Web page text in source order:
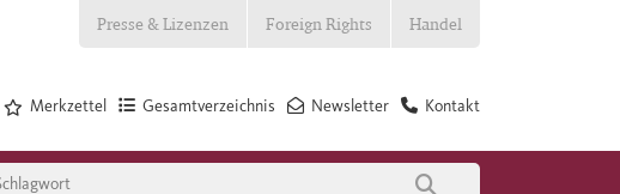
Presse & Lizenzen Foreign Rights Handel
Kontakt
Newsletter
Gesamtverzeichnis
Merkzettel